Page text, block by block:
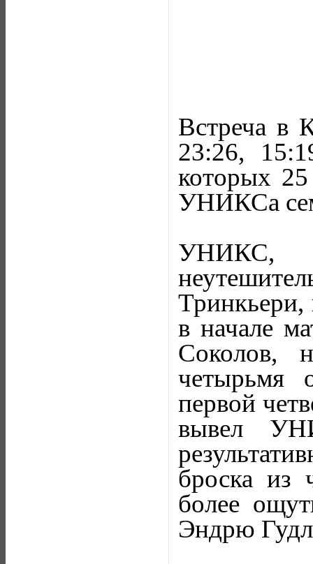
Встреча в
23:26,
которых
УНИКСа
УНИКС,
Тринкьери,
в начале
Соколов,
четырьмя
первой
вывел
броска из
более
Эндрю